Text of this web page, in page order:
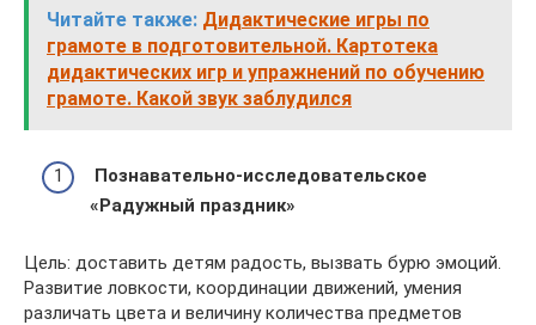
Читайте также: Дидактические игры по
грамоте в подготовительной. Картотека
дидактических игр и упражнений по обучению
грамоте. Какой звук заблудился
Познавательно-исследовательское
«Радужный праздник»
Цель: доставить детям радость, вызвать бурю эмоций.
Развитие ловкости, координации движений, умения
различать цвета и величину количества предметов